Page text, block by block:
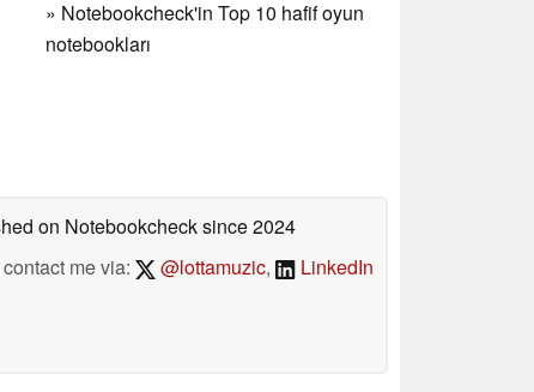
» Notebookcheck'in Top 10 hafif oyun
notebookları
on Notebookchecksince 2024
contact me via:
@lottamuzic, LinkedIn